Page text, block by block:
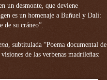
un desmonte, que deviene
es un homenaje a Buñuel y Dalí:
su cráneo”.
, subtitulada “Poema documental de
de las verbenas madrileñas: